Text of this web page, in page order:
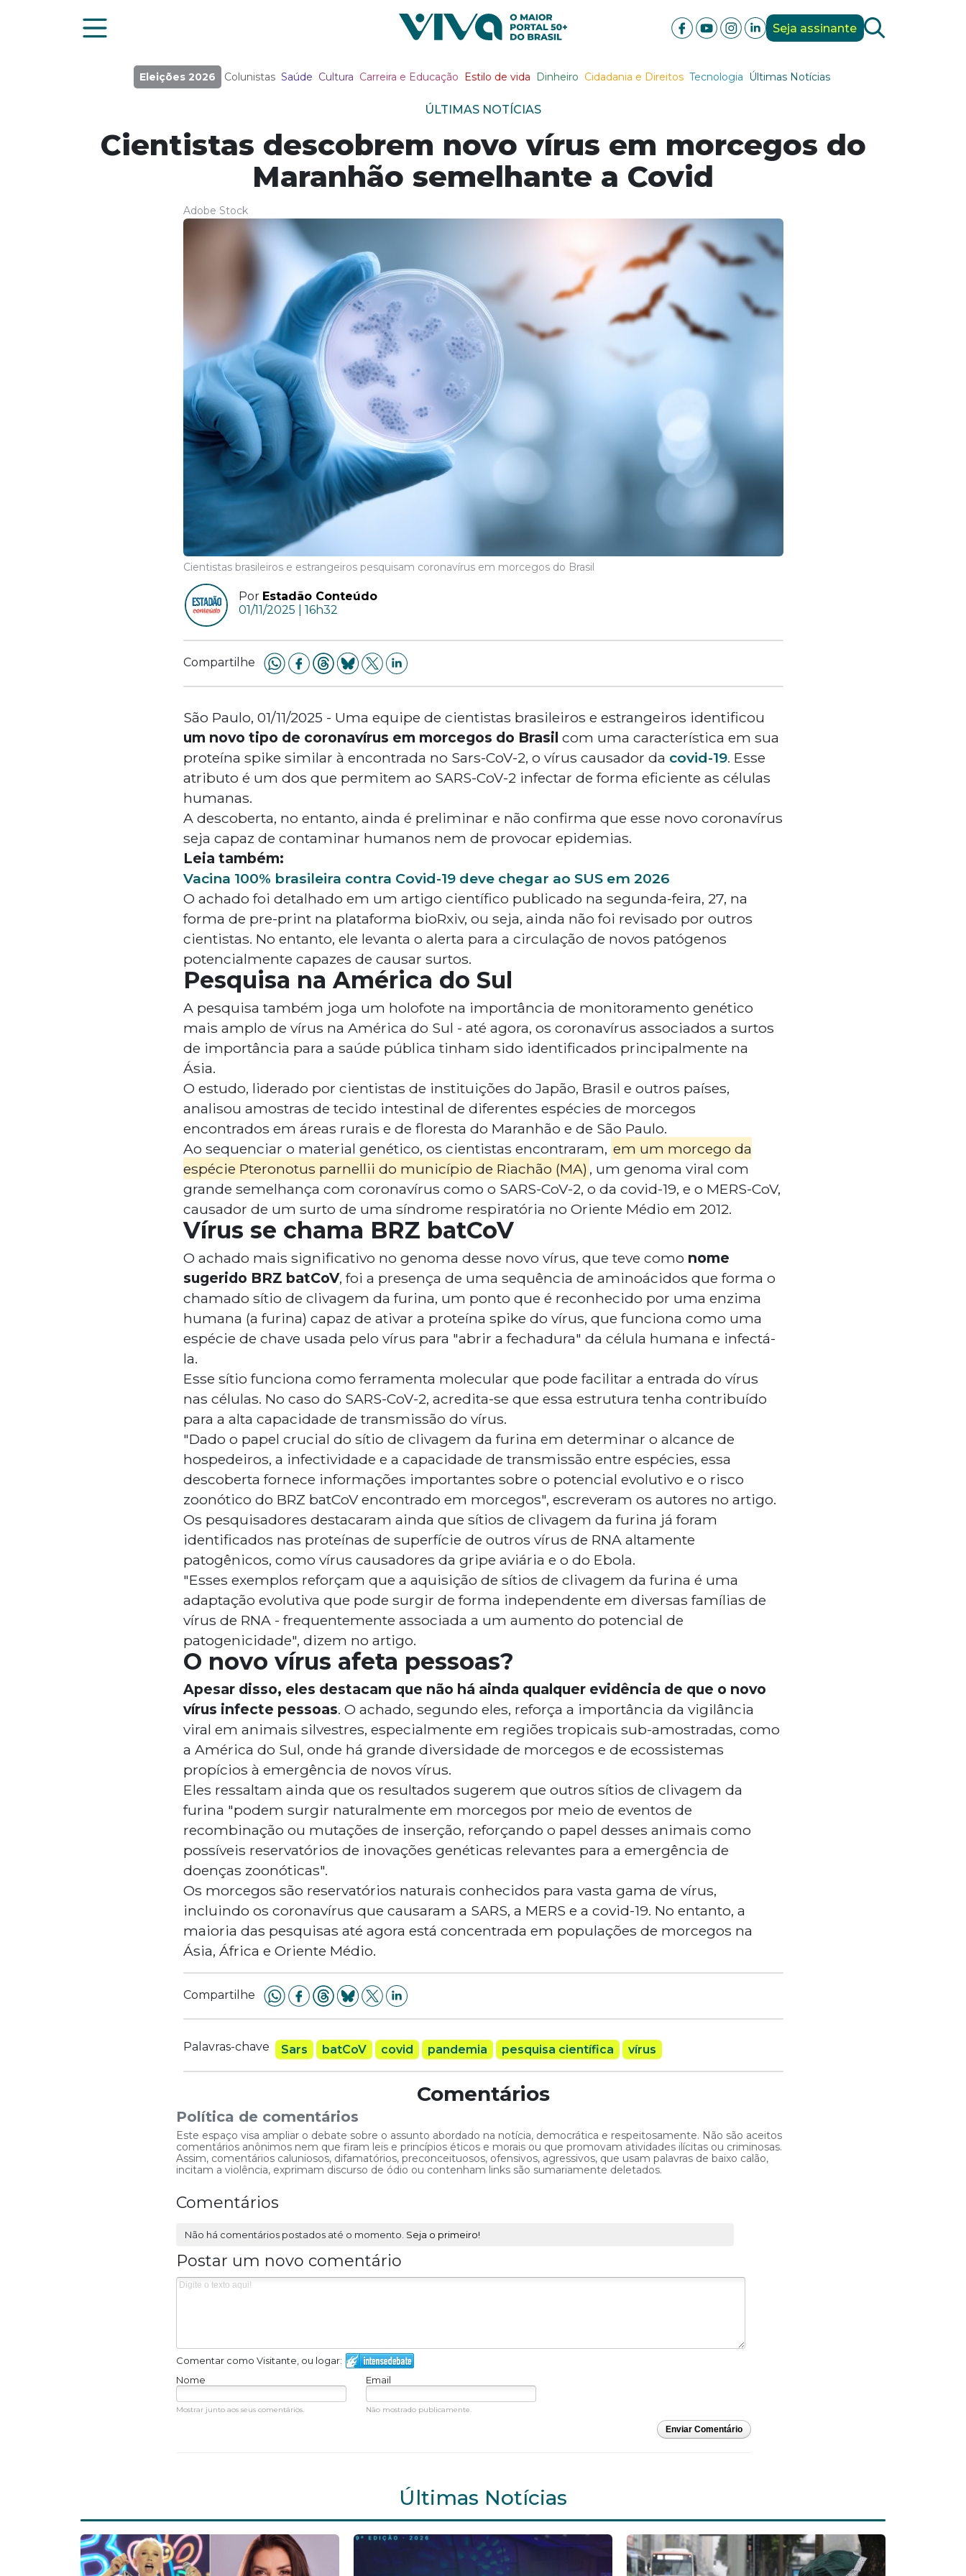
Seja assinante
Eleições 2026 Colunistas Saúde Cultura Carreira e Educação Estilo de vida Dinheiro Cidadania e Direitos Tecnologia Últimas Notícias
ÚLTIMAS NOTÍCIAS
Cientistas descobrem novo vírus em morcegos do
Maranhão semelhante a Covid
Adobe Stock
Cientistas brasileiros e estrangeiros pesquisam coronavírus em morcegos do Brasil
Por Estadão Conteúdo
01/11/2025 | 16h32
Compartilhe
São Paulo, 01/11/2025 - Uma equipe de cientistas brasileiros e estrangeiros identificou
um novo tipo de coronavírus em morcegos do Brasil com uma característica em sua
proteína spike similar à encontrada no Sars-CoV-2, o vírus causador da covid-19. Esse
atributo é um dos que permitem ao SARS-CoV-2 infectar de forma eficiente as células
humanas.
A descoberta, no entanto, ainda é preliminar e não confirma que esse novo coronavírus
seja capaz de contaminar humanos nem de provocar epidemias.
Leia também:
Vacina 100% brasileira contra Covid-19 deve chegar ao SUS em 2026
O achado foi detalhado em um artigo científico publicado na segunda-feira, 27, na
forma de pre-print na plataforma bioRxiv, ou seja, ainda não foi revisado por outros
cientistas. No entanto, ele levanta o alerta para a circulação de novos patógenos
potencialmente capazes de causar surtos.
Pesquisa na América do Sul
A pesquisa também joga um holofote na importância de monitoramento genético
mais amplo de vírus na América do Sul - até agora, os coronavírus associados a surtos
de importância para a saúde pública tinham sido identificados principalmente na
Ásia.
O estudo, liderado por cientistas de instituições do Japão, Brasil e outros países,
analisou amostras de tecido intestinal de diferentes espécies de morcegos
encontrados em áreas rurais e de floresta do Maranhão e de São Paulo.
Ao sequenciar o material genético, os cientistas encontraram, em um morcego da
espécie Pteronotus parnellii do município de Riachão (MA) , um genoma viral com
grande semelhança com coronavírus como o SARS-CoV-2, o da covid-19, e o MERS-CoV,
causador de um surto de uma síndrome respiratória no Oriente Médio em 2012.
Vírus se chama BRZ batCoV
O achado mais significativo no genoma desse novo vírus, que teve como nome
sugerido BRZ batCoV, foi a presença de uma sequência de aminoácidos que forma o
chamado sítio de clivagem da furina, um ponto que é reconhecido por uma enzima
humana (a furina) capaz de ativar a proteína spike do vírus, que funciona como uma
espécie de chave usada pelo vírus para "abrir a fechadura" da célula humana e infectá-
la.
Esse sítio funciona como ferramenta molecular que pode facilitar a entrada do vírus
nas células. No caso do SARS-CoV-2, acredita-se que essa estrutura tenha contribuído
para a alta capacidade de transmissão do vírus.
"Dado o papel crucial do sítio de clivagem da furina em determinar o alcance de
hospedeiros, a infectividade e a capacidade de transmissão entre espécies, essa
descoberta fornece informações importantes sobre o potencial evolutivo e o risco
zoonótico do BRZ batCoV encontrado em morcegos", escreveram os autores no artigo.
Os pesquisadores destacaram ainda que sítios de clivagem da furina já foram
identificados nas proteínas de superfície de outros vírus de RNA altamente
patogênicos, como vírus causadores da gripe aviária e o do Ebola.
"Esses exemplos reforçam que a aquisição de sítios de clivagem da furina é uma
adaptação evolutiva que pode surgir de forma independente em diversas famílias de
vírus de RNA - frequentemente associada a um aumento do potencial de
patogenicidade", dizem no artigo.
O novo vírus afeta pessoas?
Apesar disso, eles destacam que não há ainda qualquer evidência de que o novo
vírus infecte pessoas. O achado, segundo eles, reforça a importância da vigilância
viral em animais silvestres, especialmente em regiões tropicais sub-amostradas, como
a América do Sul, onde há grande diversidade de morcegos e de ecossistemas
propícios à emergência de novos vírus.
Eles ressaltam ainda que os resultados sugerem que outros sítios de clivagem da
furina "podem surgir naturalmente em morcegos por meio de eventos de
recombinação ou mutações de inserção, reforçando o papel desses animais como
possíveis reservatórios de inovações genéticas relevantes para a emergência de
doenças zoonóticas".
Os morcegos são reservatórios naturais conhecidos para vasta gama de vírus,
incluindo os coronavírus que causaram a SARS, a MERS e a covid-19. No entanto, a
maioria das pesquisas até agora está concentrada em populações de morcegos na
Ásia, África e Oriente Médio.
Compartilhe
Palavras-chave Sars batCoV covid pandemia pesquisa científica vírus
Comentários
Política de comentários
Este espaço visa ampliar o debate sobre o assunto abordado na notícia, democrática e respeitosamente. Não são aceitos
comentários anônimos nem que firam leis e princípios éticos e morais ou que promovam atividades ilícitas ou criminosas.
Assim, comentários caluniosos, difamatórios, preconceituosos, ofensivos, agressivos, que usam palavras de baixo calão,
incitam a violência, exprimam discurso de ódio ou contenham links são sumariamente deletados.
Comentários
Não há comentários postados até o momento. Seja o primeiro!
Postar um novo comentário
Comentar como Visitante, ou logar:
Nome
Email
Mostrar junto aos seus comentários. Não mostrado publicamente.
Enviar Comentário
Últimas Notícias